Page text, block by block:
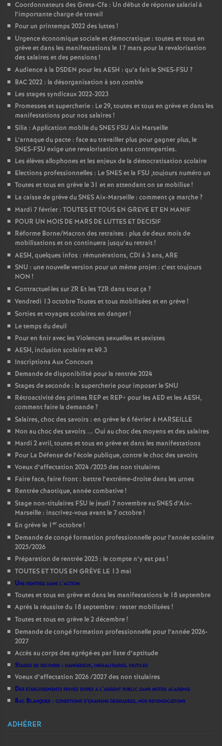
Coordonnateurs des Greta-Cfa : Un début de réponse salarial à
l’importante charge de travail
Pour un printemps 2022 des luttes !
Urgence économique sociale et démocratique : toutes et tous en
grève et dans les manifestations le 17 mars pour la revalorisation
des salaires et des pensions !
Audience à la DSDEN pour les AESH : qu’a fait le SNES-FSU ?
BAC 2022 : la désorganisation à son comble
Les stages syndicaux 2022-2023
Promesses et supercherie : Le 29, toutes et tous en grève et dans les
manifestations pour nos salaires !
Silia : Application mobile du SNES FSU Aix Marseille
L’arnaque du pacte : face au travailler plus pour gagner plus, le
SNES-FSU exige une revalorisation sans contreparties.
Les élèves allophones et les enjeux de la démocratisation scolaire
Elections professionnelles : Le SNES et la FSU ,toujours numéro un
Toutes et tous en grève le 31 et en attendant on se mobilise!
La caisse de grève du SNES Aix-Marseille : comment ça marche?
Mardi 7 février : TOUTES ET TOUS EN GREVE ET EN MANIF
POUR UN MOIS DE MARS DE LUTTES ET DECISIF
Réforme Borne/Macron des retraites : plus de deux mois de
mobilisations et on continuera jusqu’au retrait!
AESH, quelques infos : rémunérations, CDI à 3 ans, ARE
SNU : une nouvelle version pour un même projet : c’est toujours
NON !
Contractuel·les sur ZR Et les TZR dans tout ça ?
Vendredi 13 octobre Toutes et tous mobilisées et en grève!
Sorties et voyages scolaires en danger!
Le temps du deuil
Pour en finir avec les Violences sexuelles et sexistes
AESH, inclusion scolaire et 49.3
Inscriptions Aux Concours
Demande de disponibilité pour la rentrée 2024
Stages de seconde : la supercherie pour imposer le SNU
Rétroactivité des primes REP et REP+ pour les AED et les AESH,
comment faire la demande?
Salaires, choc des savoirs : en grève le 6 février à MARSEILLE
Non au choc des savoirs ... Oui au choc des moyens et des salaires
Mardi 2 avril, toutes et tous en grève et dans les manifestations
Pour La Défense de l’école publique, contre le choc des savoirs
Voeux d’affectation 2024 /2025 des non titulaires
Faire face, faire front : battre l’extrême-droite dans les urnes
Rentrée chaotique, année combative!
Stage non-titulaires FSU le jeudi 7 novembre au SNES d’Aix-
Marseille : inscrivez-vous avant le 7 octobre!
En grève le 1 er octobre!
Demande de congé formation professionnelle pour l’année scolaire
2025/2026
Préparation de rentrée 2025 : le compte n’y est pas !
TOUTES ET TOUS EN GRÈVE LE 13 mai
Une rentrée dans l’action
Toutes et tous en grève et dans les manifestations le 18 septembre
Après la réussite du 18 septembre : rester mobilisées !
Toutes et tous en grève le 2 décembre!
Demande de congé formation professionnelle pour l’année 2026-
2027
Accès au corps des agrégé·es par liste d’aptitude
Stages de seconde : dangereux, inégalitaires, inutiles
Voeux d’affectation 2026 /2027 des non titulaires
Des établissements privés dopés à l’argent public dans notre académie
Bac Blanquer : conditions d’examens dégradées, nos revendications
ADHÉRER